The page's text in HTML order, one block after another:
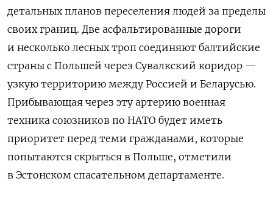
детальных планов переселения людей за пределы
своих границ. Две асфальтированные дороги
и несколько лесных троп соединяют балтийские
страны с Польшей через Сувалкский коридор —
узкую территорию между Россией и Беларусью.
Прибывающая через эту артерию военная
техника союзников по НАТО будет иметь
приоритет перед теми гражданами, которые
попытаются скрыться в Польше, отметили
в Эстонском спасательном департаменте.